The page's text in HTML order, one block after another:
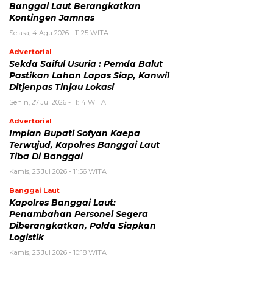
Banggai Laut Berangkatkan
Kontingen Jamnas
Selasa, 4 Agu 2026 - 11:25 WITA
Advertorial
Sekda Saiful Usuria : Pemda Balut
Pastikan Lahan Lapas Siap, Kanwil
Ditjenpas Tinjau Lokasi
Senin, 27 Jul 2026 - 11:14 WITA
Advertorial
Impian Bupati Sofyan Kaepa
Terwujud, Kapolres Banggai Laut
Tiba Di Banggai
Kamis, 23 Jul 2026 - 11:56 WITA
Banggai Laut
Kapolres Banggai Laut:
Penambahan Personel Segera
Diberangkatkan, Polda Siapkan
Logistik
Kamis, 23 Jul 2026 - 10:18 WITA